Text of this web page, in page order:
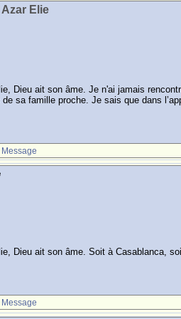
Elie
Dieu ait son âme. Je n'ai jamais
sa famille proche. Je sais que dans
Dieu ait son âme. Soit à Casablanca,